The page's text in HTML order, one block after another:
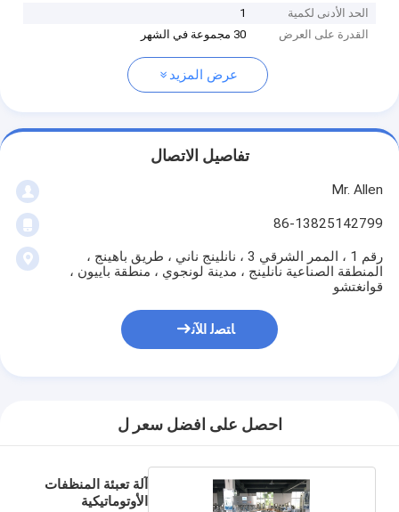
الحد الأدنى لكمية
1
القدرة على العرض
30 مجموعة في الشهر
عرض المزيد
تفاصيل الاتصال
Mr. Allen
86-13825142799
رقم 1 ، الممر الشرقي 3 ، نانلينج ناني ، طريق باهينج ،
المنطقة الصناعية نانلينج ، مدينة لونجوي ، منطقة باييون ،
قوانغتشو
ﺎﺘﺼﻟ ﺍﻶﻧ
احصل على افضل سعر ل
آلة تعبئة المنظفات
الأوتوماتيكية